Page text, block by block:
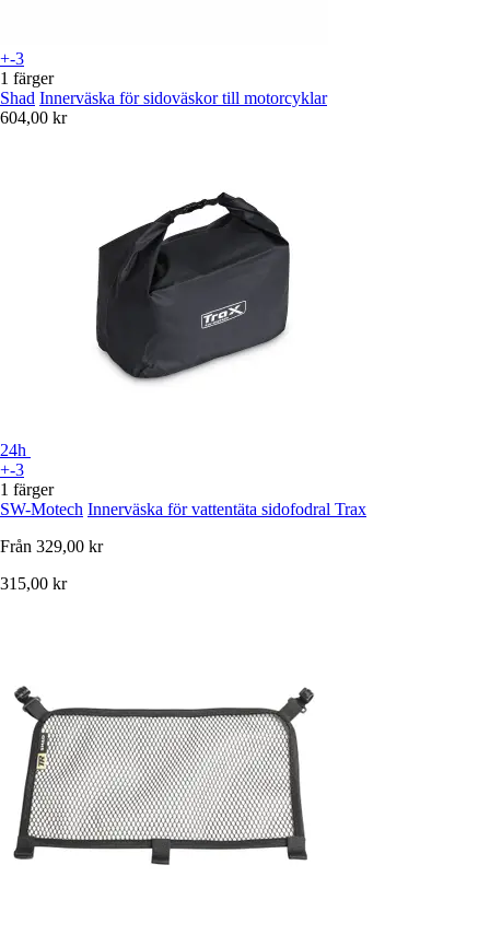
+-3
1 färger
Shad Innerväska för sidoväskor till motorcyklar
604,00 kr
24h
+-3
1 färger
SW-Motech Innerväska för vattentäta sidofodral Trax
Från 329,00 kr
315,00 kr